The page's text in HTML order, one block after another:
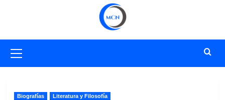
primario
Biografías Literatura y Filosofía